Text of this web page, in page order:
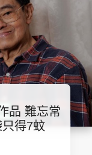
品 難忘常
得7蚊